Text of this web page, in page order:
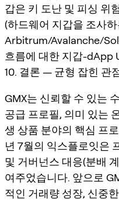
갑은 키 도난 및 피싱 위
(하드웨어 지갑을 조사
Arbitrum/Avalanche/
흐름에 대한 지갑-dApp
10. 결론 — 균형 잡힌 관
GMX는 신뢰할 수 있는
공급 프로필, 의미 있는
생 상품 분야의 핵심 프
년 7월의 익스플로잇은
및 거버넌스 대응(분배
여주었습니다. 앞으로
적인 거래량 성장, 신중